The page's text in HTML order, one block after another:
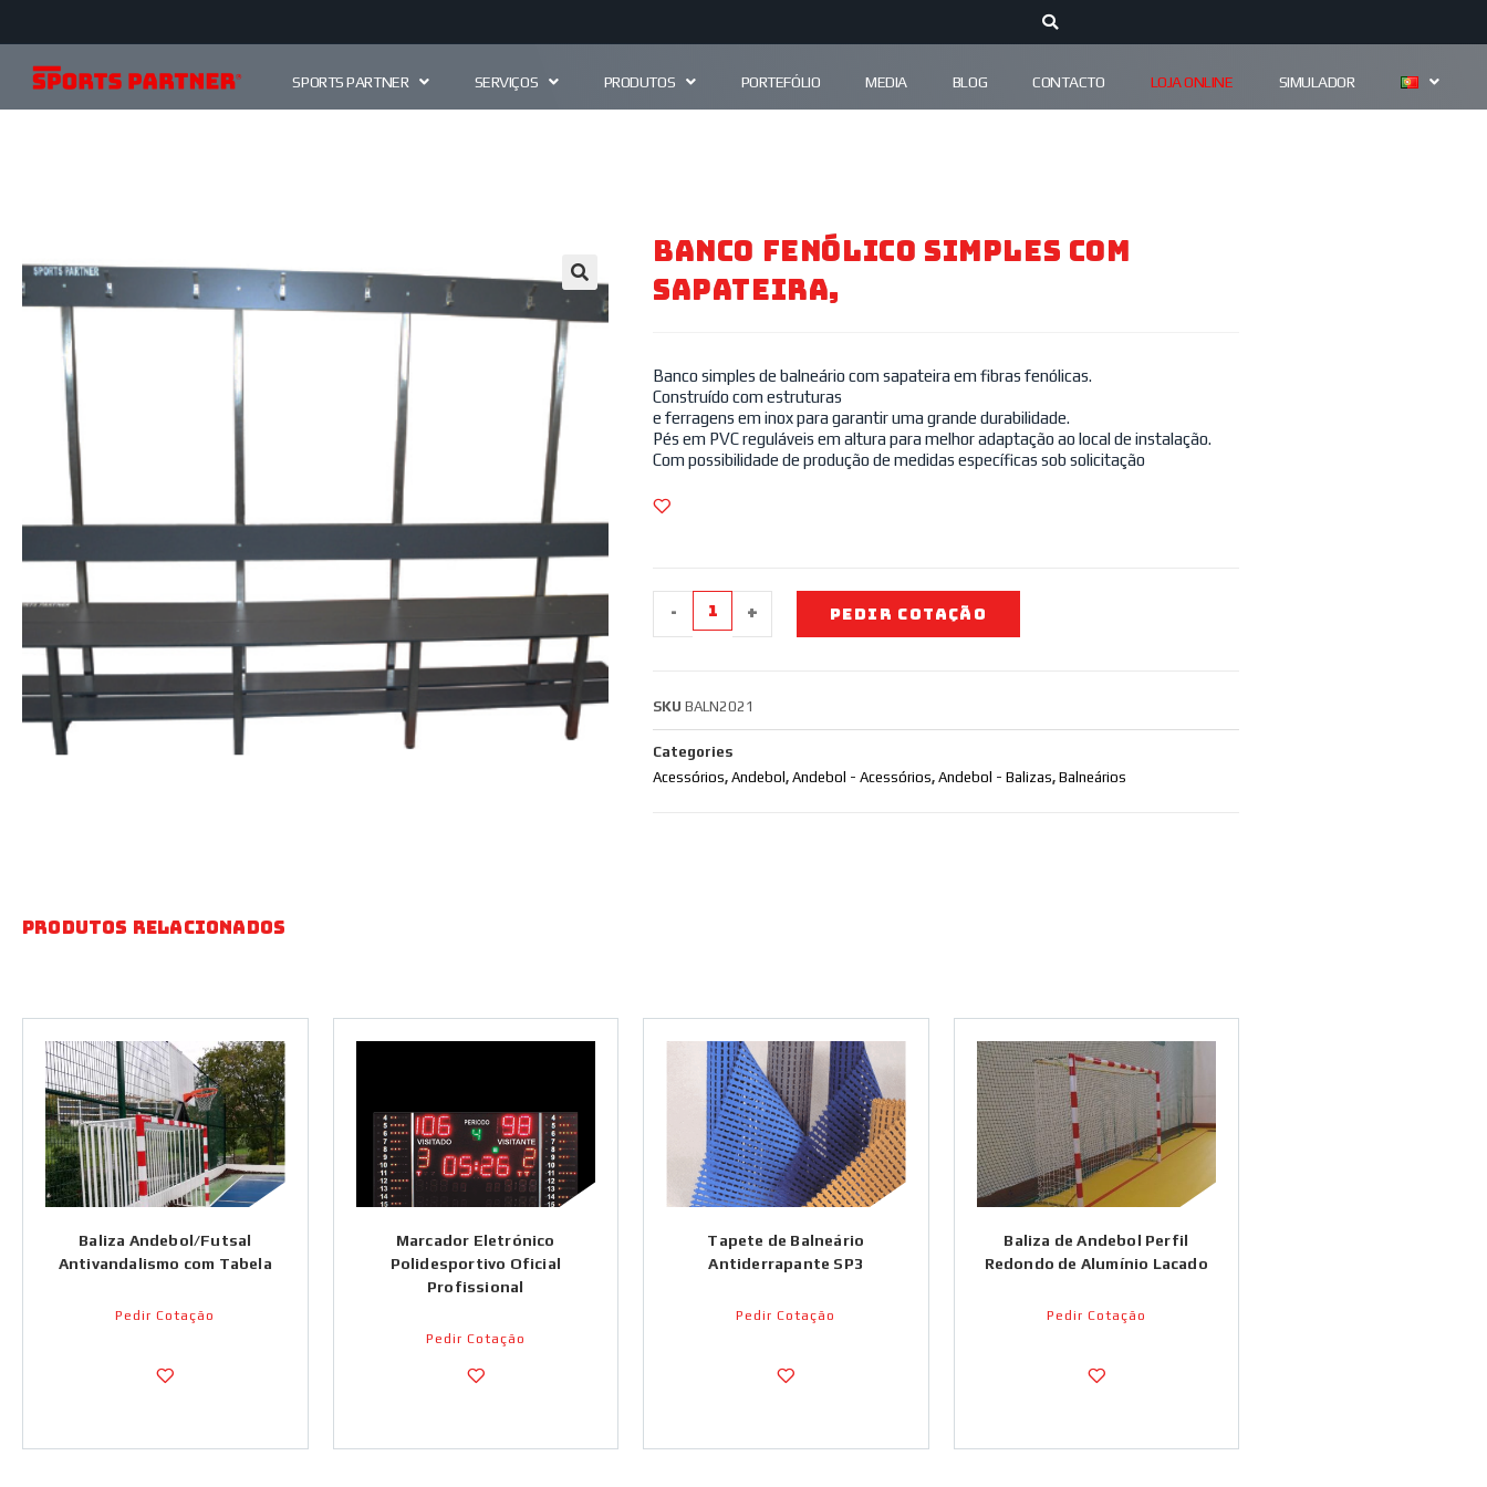
SPORTS PARTNER SERVIÇOS PRODUTOS PORTEFÓLIO MEDIA BLOG CONTACTO LOJA ONLINE SIMULADOR
Banco Fenólico Simples Com
Sapateira,
Banco simples de balneário com sapateira em fibras fenólicas.
Construído com estruturas
e ferragens em inox para garantir uma grande durabilidade.
Pés em PVC reguláveis em altura para melhor adaptação ao local de instalação.
Com possibilidade de produção de medidas específicas sob solicitação
- + PEDIR COTAÇÃO
SKU BALN2021
Categories
Acessórios, Andebol , Andebol - Acessórios, Andebol - Balizas, Balneários
Produtos Relacionados
Baliza Andebol/Futsal
Antivandalismo com Tabela
Pedir Cotação
Marcador Eletrónico
Polidesportivo Oficial
Profissional
Pedir Cotação
Tapete de Balneário
Antiderrapante SP3
Pedir Cotação
Baliza de Andebol Perfil
Redondo de Alumínio Lacado
Pedir Cotação